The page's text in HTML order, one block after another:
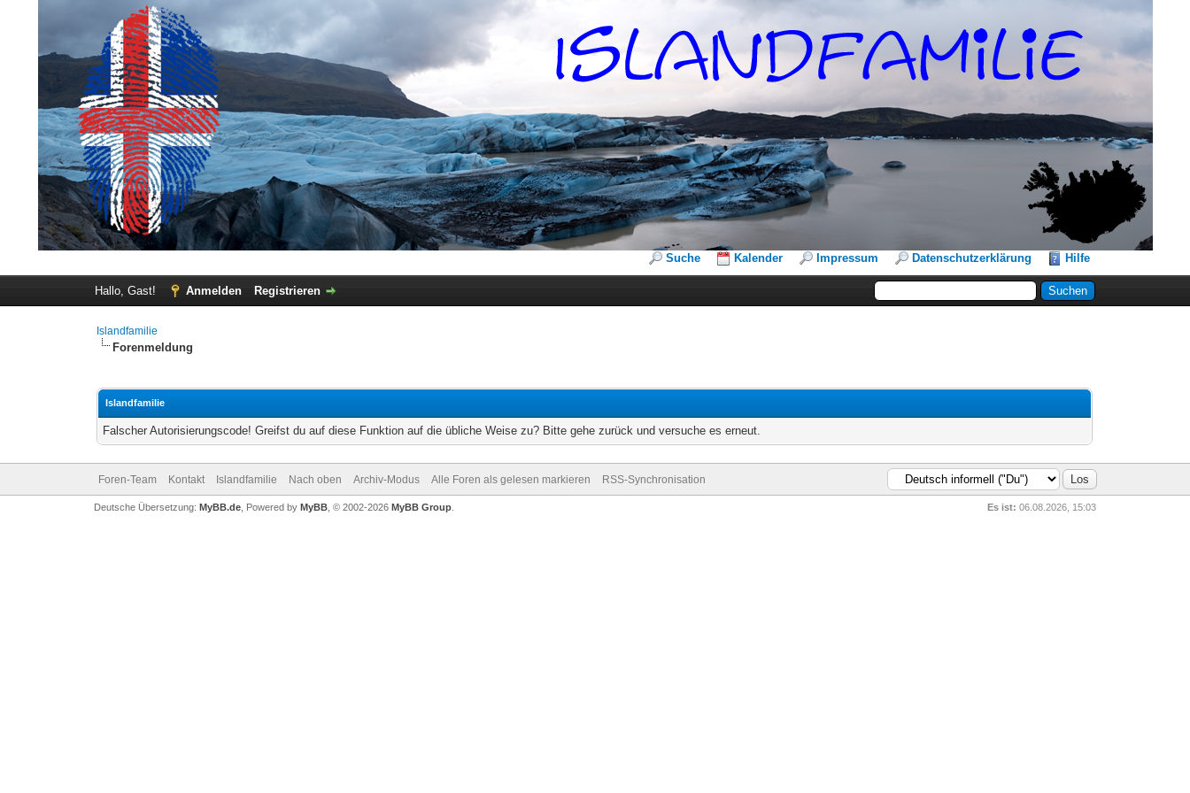
Suche Kalender Impressum Datenschutzerklärung Hilfe
Hallo, Gast! Anmelden Registrieren
Islandfamilie
Forenmeldung
Islandfamilie
Falscher Autorisierungscode! Greifst du auf diese Funktion auf die übliche Weise zu? Bitte gehe zurück und versuche es erneut.
Foren-Team Kontakt Islandfamilie Nach oben Archiv-Modus Alle Foren als gelesen markieren RSS-Synchronisation
Es ist: 06.08.2026, 15:03
Deutsche Übersetzung: MyBB.de, Powered by MyBB, © 2002-2026 MyBB Group.